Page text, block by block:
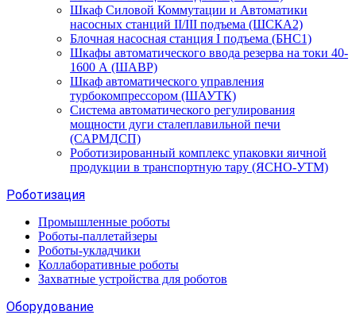
Шкаф Силовой Коммутации и Автоматики
насосных станций II/III подъема (ШСКА2)
Блочная насосная станция I подъема (БНС1)
Шкафы автоматического ввода резерва на токи 40-
1600 А (ШАВР)
Шкаф автоматического управления
турбокомпрессором (ШАУТК)
Система автоматического регулирования
мощности дуги сталеплавильной печи
(САРМДСП)
Роботизированный комплекс упаковки яичной
продукции в транспортную тару (ЯСНО-УТМ)
Роботизация
Промышленные роботы
Роботы-паллетайзеры
Роботы-укладчики
Коллаборативные роботы
Захватные устройства для роботов
Оборудование